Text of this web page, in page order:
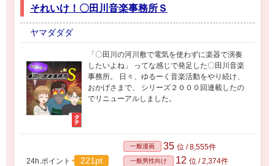
それいけ！〇田川音楽事務所Ｓ
ヤマダダダ
「〇田川の河川敷で電気を使わずに楽器で演奏
したいよね」 ってな感じで発足した〇田川音楽
事務所。 日々、ゆるーく音楽活動をやり続け、
おかげさまで、 シリーズ２０００回連載したの
でリニューアルしました。
24h.ポイント 221pt
一般漫画 35 位 / 8,555件
一般男性向け 12 位 / 2,374件